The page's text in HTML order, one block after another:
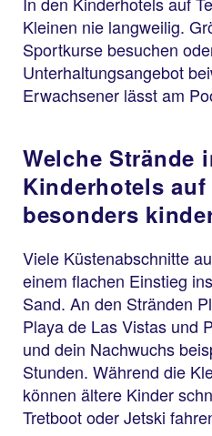
Kleinen nie langweilig.
Sportkurse besuchen
Unterhaltungsangebot
Erwachsener lässt am
Welche Strände
Kinderhotels
besonders
Viele Küstenabschnitte
einem flachen Einstieg
Sand. An den Stränden
Playa de Las Vistas und
und dein Nachwuchs
Stunden. Während die
können ältere Kinder
Tretboot oder Jetski